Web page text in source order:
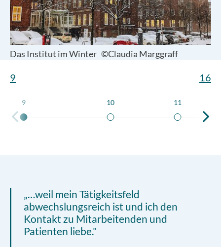
Das Institut im Winter ©Claudia Marggraff
9 16
9 10 11
„…weil mein Tätigkeitsfeld
abwechslungsreich ist und ich den
Kontakt zu Mitarbeitenden und
Patienten liebe."